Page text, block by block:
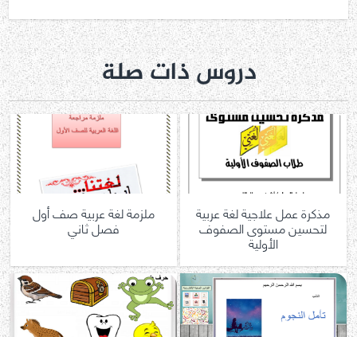
دروس ذات صلة
مذكرة عمل علاجية لغة عربية
لتحسين مستوى الصفوف
الأولية
ملزمة لغة عربية صف أول
فصل ثاني